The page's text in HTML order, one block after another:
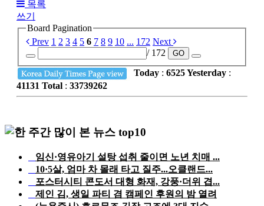
목록
쓰기
Board Pagination
Prev 1 2 3 4 5 6 7 8 9 10 ... 172 Next
/ 172
GO
Today : 6525Yesterday :
41131 Total : 33739262
임신·영유아기 설탕 섭취 줄이면 노년 치매 ...
10·5살, 엄마 차 몰래 타고 질주...오클랜드...
포스터시티 콘도서 대형 화재, 강풍·더위 겹...
제인 김, 생일 파티 겸 캠페인 후원의 밤 열려